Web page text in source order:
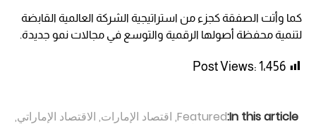
كما وأتت الصفقة كجزء من استراتيجية الشركة العالمية القابضة
لتنمية محفظة أصولها الرقمية والتوسع في مجالات نمو جديدة.
Post Views: 1٬456
In this article:
Featured
, اقتصاد الإمارات, الاقتصاد الإماراتي,